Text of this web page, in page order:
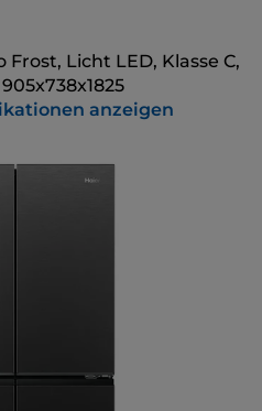
Licht LED, Klasse C,
anzeigen